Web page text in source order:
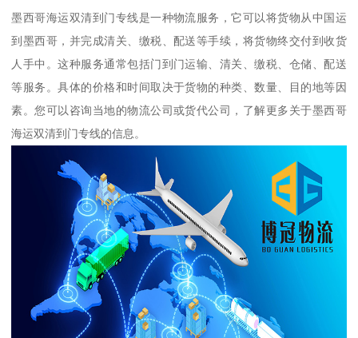
墨西哥海运双清到门专线是一种物流服务，它可以将货物从中国运
到墨西哥，并完成清关、缴税、配送等手续，将货物终交付到收货
人手中。这种服务通常包括门到门运输、清关、缴税、仓储、配送
等服务。具体的价格和时间取决于货物的种类、数量、目的地等因
素。您可以咨询当地的物流公司或货代公司，了解更多关于墨西哥
海运双清到门专线的信息。